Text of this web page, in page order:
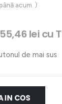
acum. )
lei cu
de mai sus
IN COS